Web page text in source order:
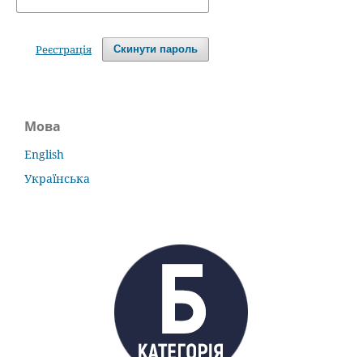
Скинути пароль
Реєстрація
Мова
English
Українська